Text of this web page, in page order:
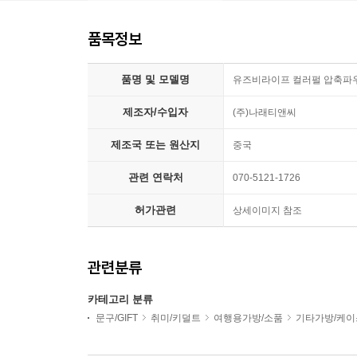
품목정보
품명 및 모델명 유즈비라이프 컬러펄 압축파
제조자/수입자 (주)나래티앤씨
제조국 또는 원산지 중국
관련 연락처 070-5121-1726
허가관련 상세이미지 참조
관련분류
카테고리 분류
문구/GIFT 취미/키덜트 여행용가방/소품 기타가방/케이